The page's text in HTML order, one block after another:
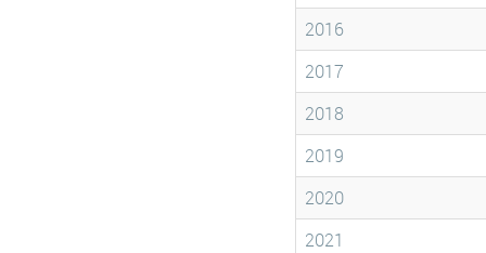
2016
2017
2018
2019
2020
2021